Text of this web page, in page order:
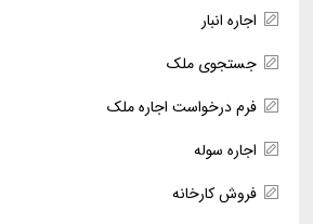
اجاره انبار
جستجوی ملک
فرم درخواست اجاره ملک
اجاره سوله
فروش کارخانه